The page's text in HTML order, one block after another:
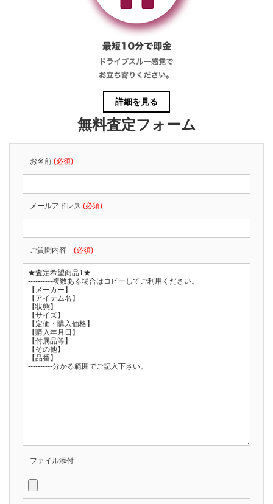
詳細を見る
無料査定フォーム
お名前 (必須)
メールアドレス (必須)
ご質問内容 (必須)
ファイル添付